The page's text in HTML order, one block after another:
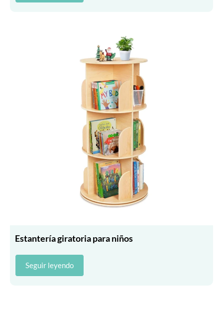
Estantería giratoria para niños
Seguir leyendo